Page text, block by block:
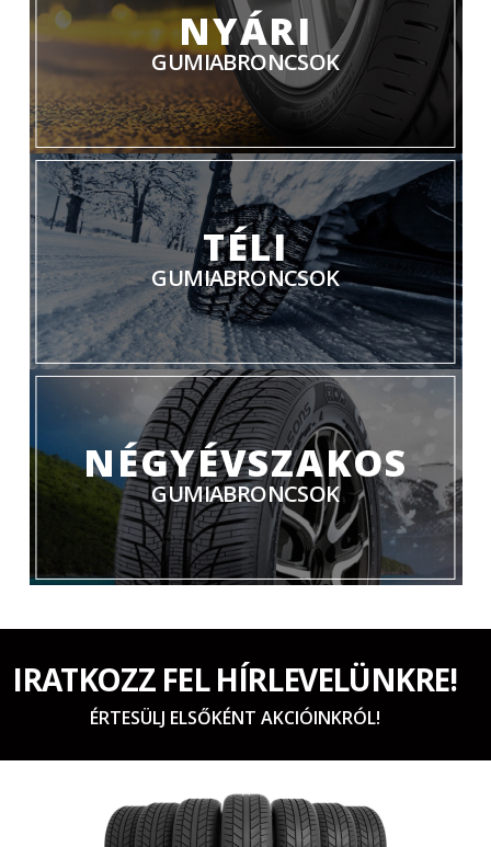
NYÁRI
GUMIABRONCSOK
TÉLI
GUMIABRONCSOK
NÉGYÉVSZAKOS
GUMIABRONCSOK
IRATKOZZ FEL HÍRLEVELÜNKRE!
ÉRTESÜLJ ELSŐKÉNT AKCIÓINKRÓL!